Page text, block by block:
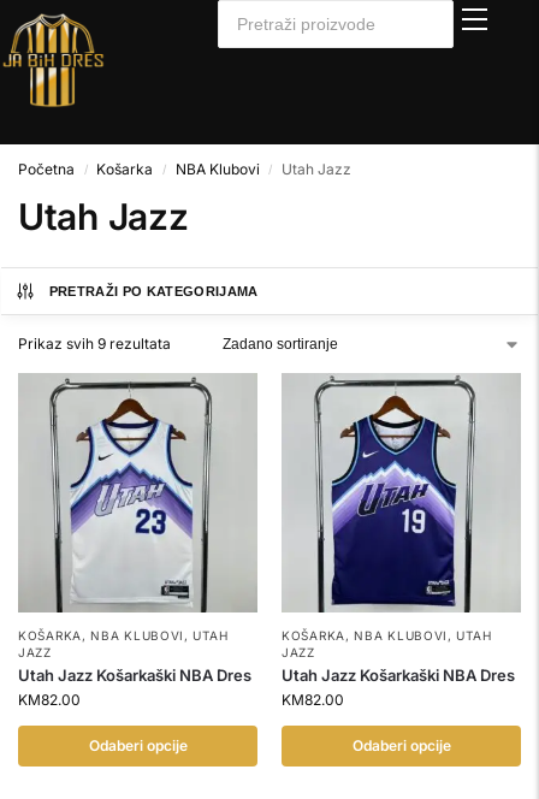
Početna / Košarka / NBA Klubovi / Utah Jazz
Utah Jazz
PRETRAŽI PO KATEGORIJAMA
Prikaz svih 9 rezultata
KOŠARKA ,NBA KLUBOVI ,UTAH
JAZZ
Utah Jazz Košarkaški NBA Dres
KM82.00
Odaberi opcije
KOŠARKA ,NBA KLUBOVI ,UTAH
JAZZ
Utah Jazz Košarkaški NBA Dres
KM82.00
Odaberi opcije